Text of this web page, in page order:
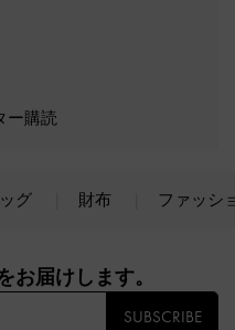
ー購読
グ 財布 ファッシ
お届けします。​
SUBSCRIBE